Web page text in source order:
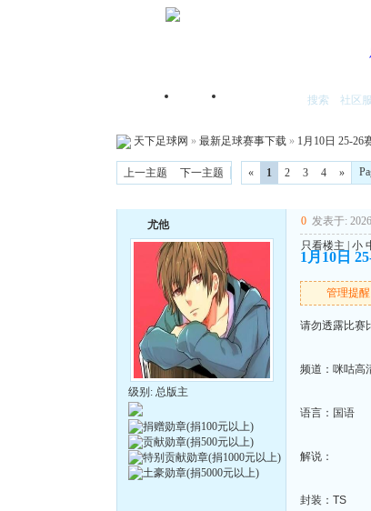
首页 搜索 社区
天下足球网 » 最新足球赛事下载 » 1月10日 25-26
上一主题 下一主题 « 1 2 3 4 »
尤他
级别: 总版主
0 发表于:
只看楼主
小
1月10日
管理提醒
请勿透露比赛
频道：咪咕高
语言：国语
解说：
封装：TS